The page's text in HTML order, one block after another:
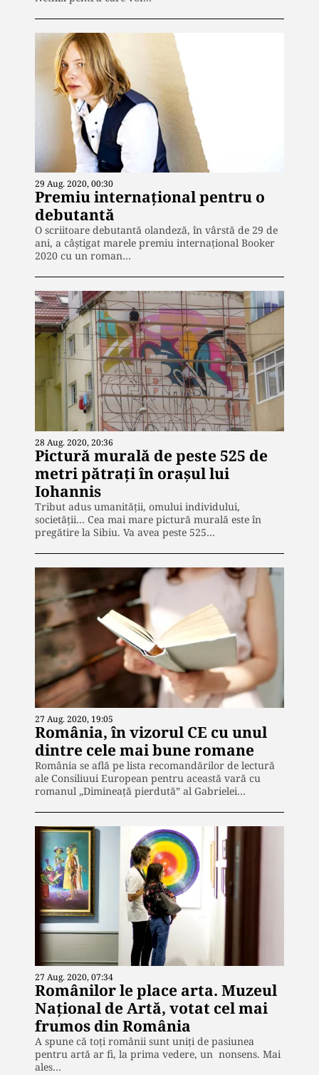
29 Aug. 2020, 00:30
Premiu internațional pentru o
debutantă
O scriitoare debutantă olandeză, în vârstă de 29 de
ani, a câștigat marele premiu internațional Booker
2020 cu un roman…
28 Aug. 2020, 20:36
Pictură murală de peste 525 de
metri pătrați în orașul lui
Iohannis
Tribut adus umanității, omului individului,
societății… Cea mai mare pictură murală este în
pregătire la Sibiu. Va avea peste 525…
27 Aug. 2020, 19:05
România, în vizorul CE cu unul
dintre cele mai bune romane
România se află pe lista recomandărilor de lectură
ale Consiliuui European pentru această vară cu
romanul „Dimineaţă pierdută” al Gabrielei…
27 Aug. 2020, 07:34
Românilor le place arta. Muzeul
Național de Artă, votat cel mai
frumos din România
A spune că toți românii sunt uniți de pasiunea
pentru artă ar fi, la prima vedere, un nonsens. Mai
ales…